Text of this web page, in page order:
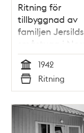
Ritning för
tillbyggnad av
familjen Jersilds
småstuga i
Ängby 1942
Tid
1942
Typ
Ritning